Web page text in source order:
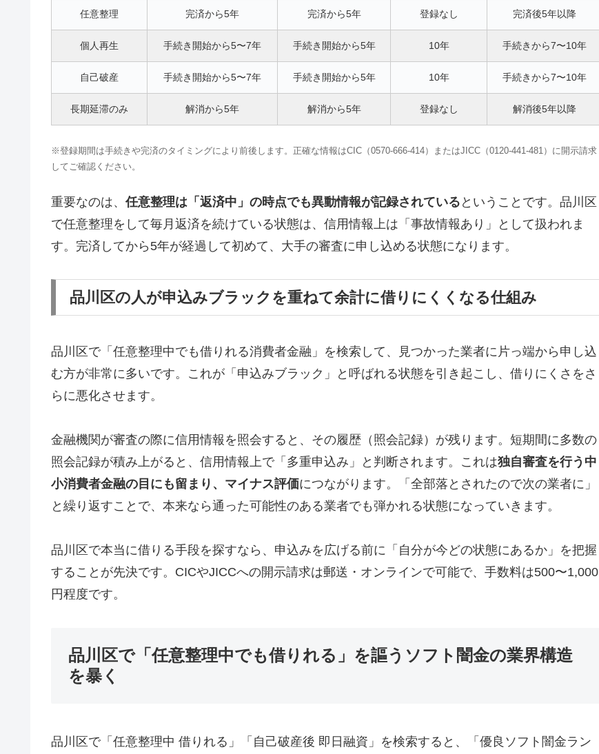
任意整理 完済から5年 完済から5年 登録なし 完済後5年以降
個人再生 手続き開始から5〜7年 手続き開始から5年 10年 手続きから7〜10年
自己破産 手続き開始から5〜7年 手続き開始から5年 10年 手続きから7〜10年
長期延滞のみ 解消から5年 解消から5年 登録なし 解消後5年以降
※登録期間は手続きや完済のタイミングにより前後します。正確な情報はCIC（0570-666-414）またはJICC（0120-441-481）に開示請求
してご確認ください。
重要なのは、 任意整理は「返済中」の時点でも異動情報が記録されている ということです。品川区
で任意整理をして毎月返済を続けている状態は、信用情報上は「事故情報あり」として扱われま
す。完済してから5年が経過して初めて、大手の審査に申し込める状態になります。
品川区の人が申込みブラックを重ねて余計に借りにくくなる仕組み
品川区で「任意整理中でも借りれる消費者金融」を検索して、見つかった業者に片っ端から申し込
む方が非常に多いです。これが「申込みブラック」と呼ばれる状態を引き起こし、借りにくさをさ
らに悪化させます。
金融機関が審査の際に信用情報を照会すると、その履歴（照会記録）が残ります。短期間に多数の
照会記録が積み上がると、信用情報上で「多重申込み」と判断されます。これは独自審査を行う中
小消費者金融の目にも留まり、マイナス評価につながります。「全部落とされたので次の業者に」
と繰り返すことで、本来なら通った可能性のある業者でも弾かれる状態になっていきます。
品川区で本当に借りる手段を探すなら、申込みを広げる前に「自分が今どの状態にあるか」を把握
することが先決です。CICやJICCへの開示請求は郵送・オンラインで可能で、手数料は500〜1,000
円程度です。
品川区で「任意整理中でも借りれる」を謳うソフト闇金の業界構造
を暴く
品川区で「任意整理中 借りれる」「自己破産後 即日融資」を検索すると、「優良ソフト闇金ラン